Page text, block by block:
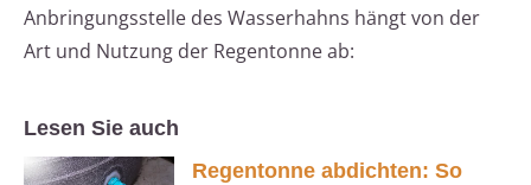
Anbringungsstelle des Wasserhahns hängt von der
Art und Nutzung der Regentonne ab:
Lesen Sie auch
Regentonne abdichten: So